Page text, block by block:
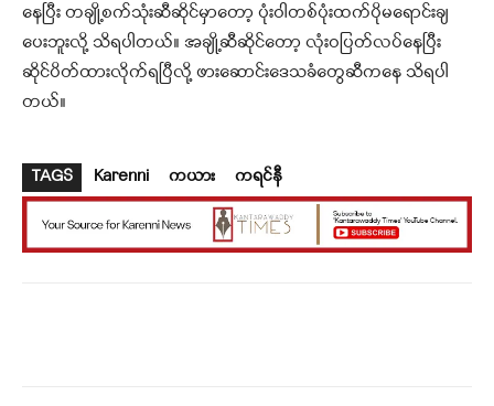
နေပြီး တချို့စက်သုံးဆီဆိုင်မှာတော့ ပုံးဝါတစ်ပုံးထက်ပိုမရောင်းချ
ပေးဘူးလို့ သိရပါတယ်။ အချို့ဆီဆိုင်တော့ လုံးဝပြတ်လပ်နေပြီး
ဆိုင်ပိတ်ထားလိုက်ရပြီလို့ ဖားဆောင်းဒေသခံတွေဆီကနေ သိရပါ
တယ်။
TAGS Karenni ကယား ကရင်နီ